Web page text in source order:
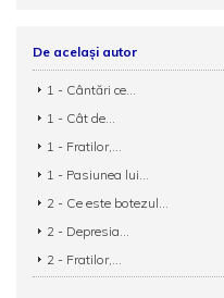
De același autor
1 - Cântări ce...
1 - Cât de...
1 - Fratilor,...
1 - Pasiunea lui...
2 - Ce este botezul...
2 - Depresia...
2 - Fratilor,...